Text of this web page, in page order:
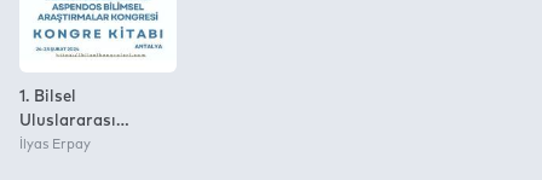
1. Bilsel
Uluslararası
Aspendos Bilimsel
İlyas Erpay